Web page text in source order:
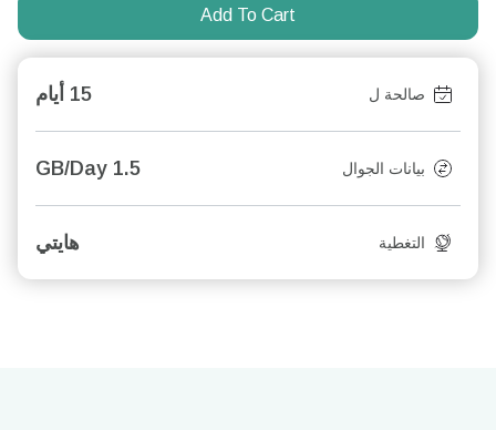
Add To Cart
صالحة ل 15 أيام
بيانات الجوال 1.5 GB/Day
التغطية هايتي